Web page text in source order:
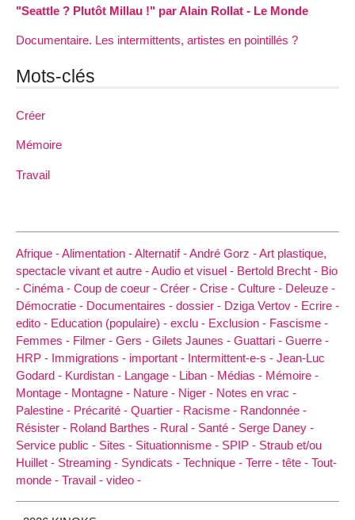
"Seattle ? Plutôt Millau !" par Alain Rollat - Le Monde
Documentaire. Les intermittents, artistes en pointillés ?
Mots-clés
Créer
Mémoire
Travail
Afrique -Alimentation -Alternatif -André Gorz -Art plastique,
spectacle vivant et autre -Audio et visuel - Bertold Brecht - Bio
- Cinéma - Coup de coeur - Créer - Crise - Culture - Deleuze -
Démocratie - Documentaires - dossier - Dziga Vertov - Ecrire -
edito - Education (populaire) - exclu - Exclusion - Fascisme -
Femmes - Filmer - Gers - Gilets Jaunes - Guattari - Guerre -
HRP - Immigrations - important - Intermittent-e-s - Jean-Luc
Godard - Kurdistan - Langage - Liban - Médias - Mémoire -
Montage - Montagne - Nature - Niger - Notes en vrac -
Palestine - Précarité - Quartier - Racisme - Randonnée -
Résister - Roland Barthes - Rural - Santé - Serge Daney -
Service public - Sites - Situationnisme - SPIP - Straub et/ou
Huillet - Streaming - Syndicats - Technique - Terre - tête - Tout-
monde - Travail - video -